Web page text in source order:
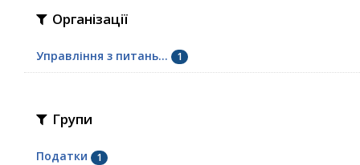
Організації
Управління з питань... 1
Групи
Податки 1